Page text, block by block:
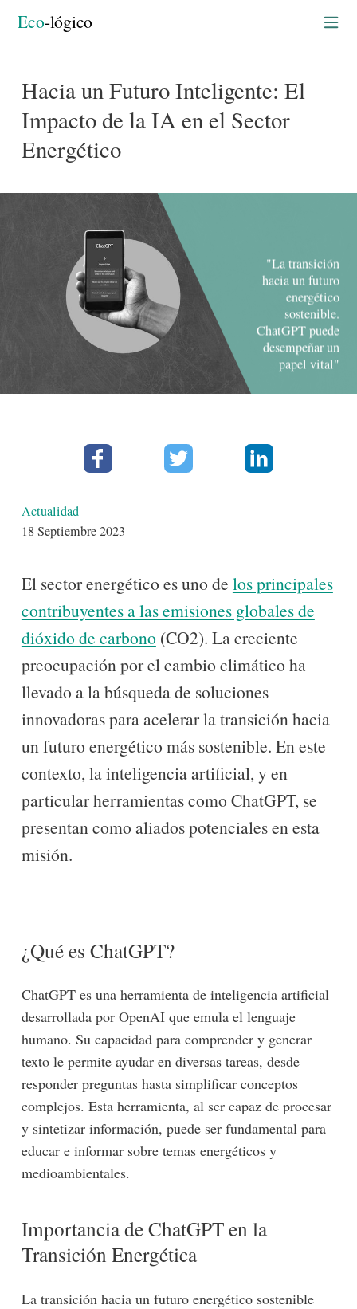
Eco-lógico
Actualidad
Hacia un Futuro Inteligente: El
Impacto de la IA en el Sector
Energético
"La transición
hacia un futuro
energético
sostenible.
ChatGPT puede
desempeñar un
papel vital"
FacebookTwitter Linkedin
DetallesActualidad
18 Septiembre 2023
El sector energético es uno de los principales
contribuyentes a las emisiones globales de
dióxido de carbono (CO2). La creciente
preocupación por el cambio climático ha
llevado a la búsqueda de soluciones
innovadoras para acelerar la transición hacia
un futuro energético más sostenible. En este
contexto, la inteligencia artificial, y en
particular herramientas como ChatGPT, se
presentan como aliados potenciales en esta
misión.
¿Qué es ChatGPT?
ChatGPT es una herramienta de inteligencia artificial
desarrollada por OpenAI que emula el lenguaje
humano. Su capacidad para comprender y generar
texto le permite ayudar en diversas tareas, desde
responder preguntas hasta simplificar conceptos
complejos. Esta herramienta, al ser capaz de procesar
y sintetizar información, puede ser fundamental para
educar e informar sobre temas energéticos y
medioambientales.
Importancia de ChatGPT en la
Transición Energética
La transición hacia un futuro energético sostenible